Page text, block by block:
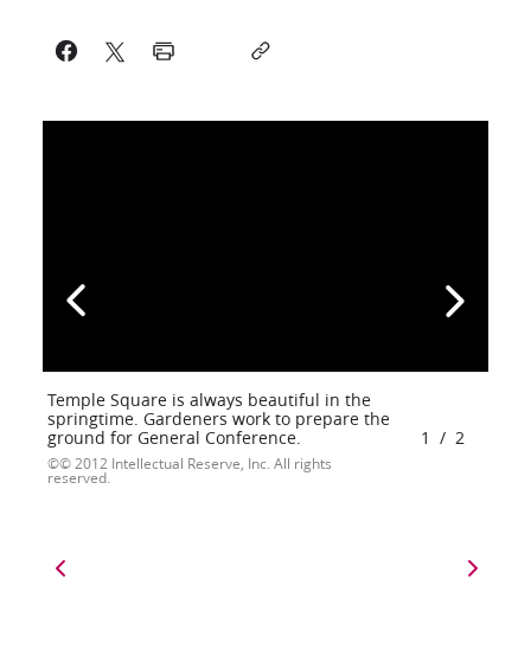
Temple Square is always beautiful in the
springtime. Gardeners work to prepare the
ground for General Conference.
© 2012 Intellectual Reserve, Inc. All rights
reserved.
1 / 2